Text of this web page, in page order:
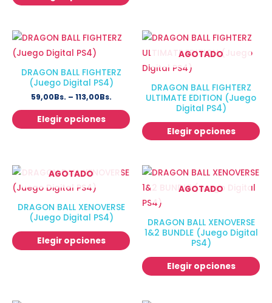
DRAGON BALL FIGHTERZ
(Juego Digital PS4)
59,00Bs. – 113,00Bs.
Elegir opciones
AGOTADO
DRAGON BALL FIGHTERZ
ULTIMATE EDITION (Juego
Digital PS4)
Elegir opciones
AGOTADO
DRAGON BALL XENOVERSE
(Juego Digital PS4)
Elegir opciones
AGOTADO
DRAGON BALL XENOVERSE
1&2 BUNDLE (Juego Digital
PS4)
Elegir opciones